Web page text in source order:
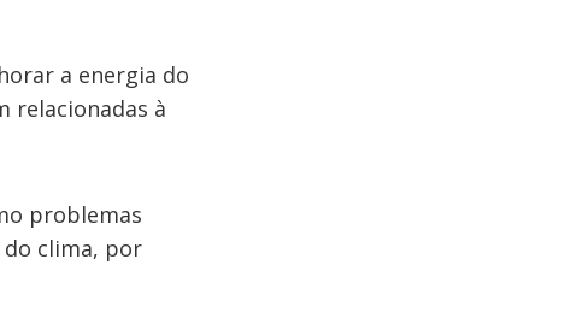
a energia do
relacionadas à
problemas
clima, por